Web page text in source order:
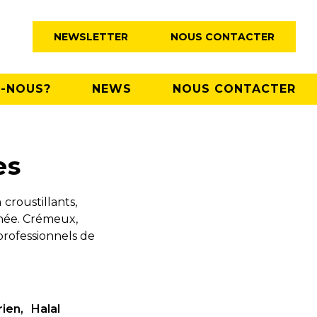
NEWSLETTER NOUS CONTACTER
NOUS? NEWS NOUS CONTACTER
croustillants,
Crémeux,
de
Halal